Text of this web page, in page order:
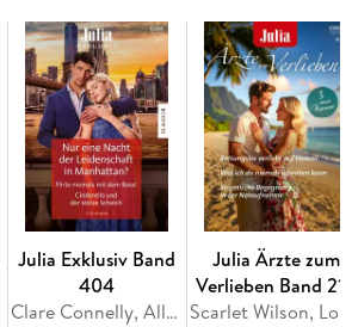
tun. Und als Gabe sie unterm
sie plötzlich vor Begehren . . .
KALTEN NÄCHTEN von SILVER
Traummann! Die hübsche Polizistin
Winternacht mit Countrystar
Eigentlich soll sie in einem
- und die Finger von Deacon lassen!
es so heiß . . .
Julia Exklusiv Band
404
Clare Connelly, Ally Blake, Maya Blake
Julia Ärzte zum
Verlieben Band